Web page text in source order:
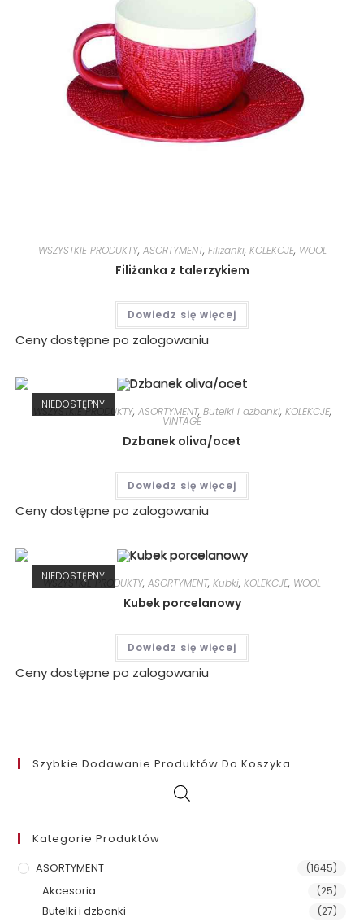
WSZYSTKIE PRODUKTY, ASORTYMENT, Filiżanki, KOLEKCJE, WOOL
Filiżanka z talerzykiem
Dowiedz się więcej
Ceny dostępne po zalogowaniu
NIEDOSTĘPNY
WSZYSTKIE PRODUKTY, ASORTYMENT, Butelki i dzbanki, KOLEKCJE,
VINTAGE
Dzbanek oliva/ocet
Dowiedz się więcej
Ceny dostępne po zalogowaniu
NIEDOSTĘPNY
WSZYSTKIE PRODUKTY, ASORTYMENT, Kubki, KOLEKCJE, WOOL
Kubek porcelanowy
Dowiedz się więcej
Ceny dostępne po zalogowaniu
Szybkie Dodawanie Produktów Do Koszyka
Kategorie Produktów
ASORTYMENT
(1645)
Akcesoria (25)
Butelki i dzbanki (27)